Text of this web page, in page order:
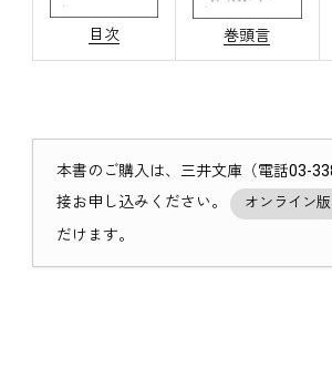
目次 巻頭言
本書のご購入は、三井文庫（電話03-
接お申し込みください。
オンライン版
だけます。